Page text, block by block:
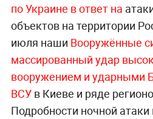
по Украине в ответ на
объектов на территории
июля наши Вооружённые
массированный удар
вооружением и ударными
ВСУв Киеве и ряде
Подробности ночной